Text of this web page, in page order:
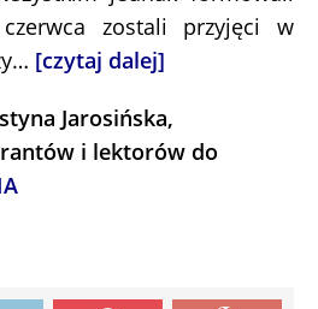
zostali przyjęci w
[czytaj dalej]
Jarosińska,
i lektorów do